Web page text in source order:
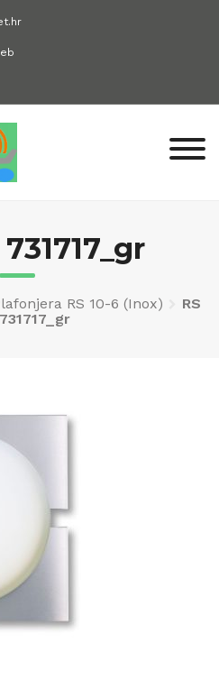
RS 10-6 (Inox)
RS